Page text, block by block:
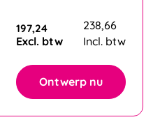
197,24
Excl. btw
238,66
Incl. btw
Ontwerp nu